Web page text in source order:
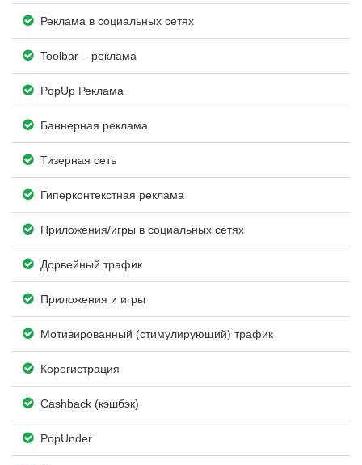
Реклама в социальных сетях
Toolbar – реклама
PopUp Реклама
Баннерная реклама
Тизерная сеть
Гиперконтекстная реклама
Приложения/игры в социальных сетях
Дорвейный трафик
Приложения и игры
Мотивированный (стимулирующий) трафик
Корегистрация
Cashback (кэшбэк)
PopUnder